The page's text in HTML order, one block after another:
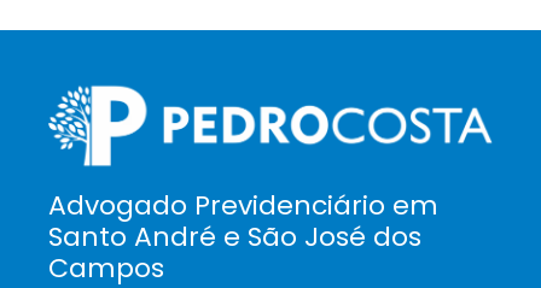
Advogado Previdenciário em
Santo André e São José dos
Campos